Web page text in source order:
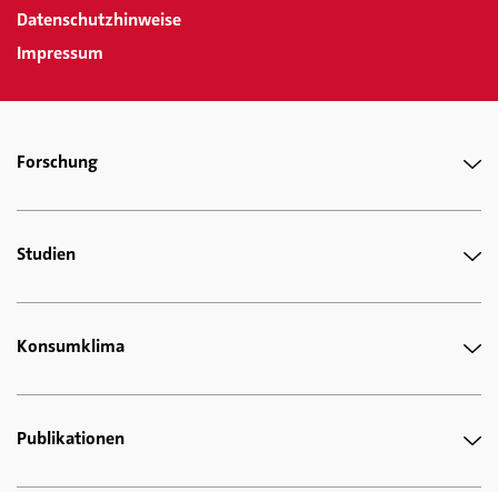
Datenschutzhinweise
Impressum
Forschung
Studien
Konsumklima
Publikationen